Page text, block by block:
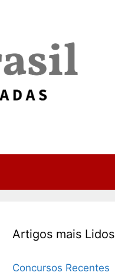
Artigos mais Lidos
Concursos Recentes